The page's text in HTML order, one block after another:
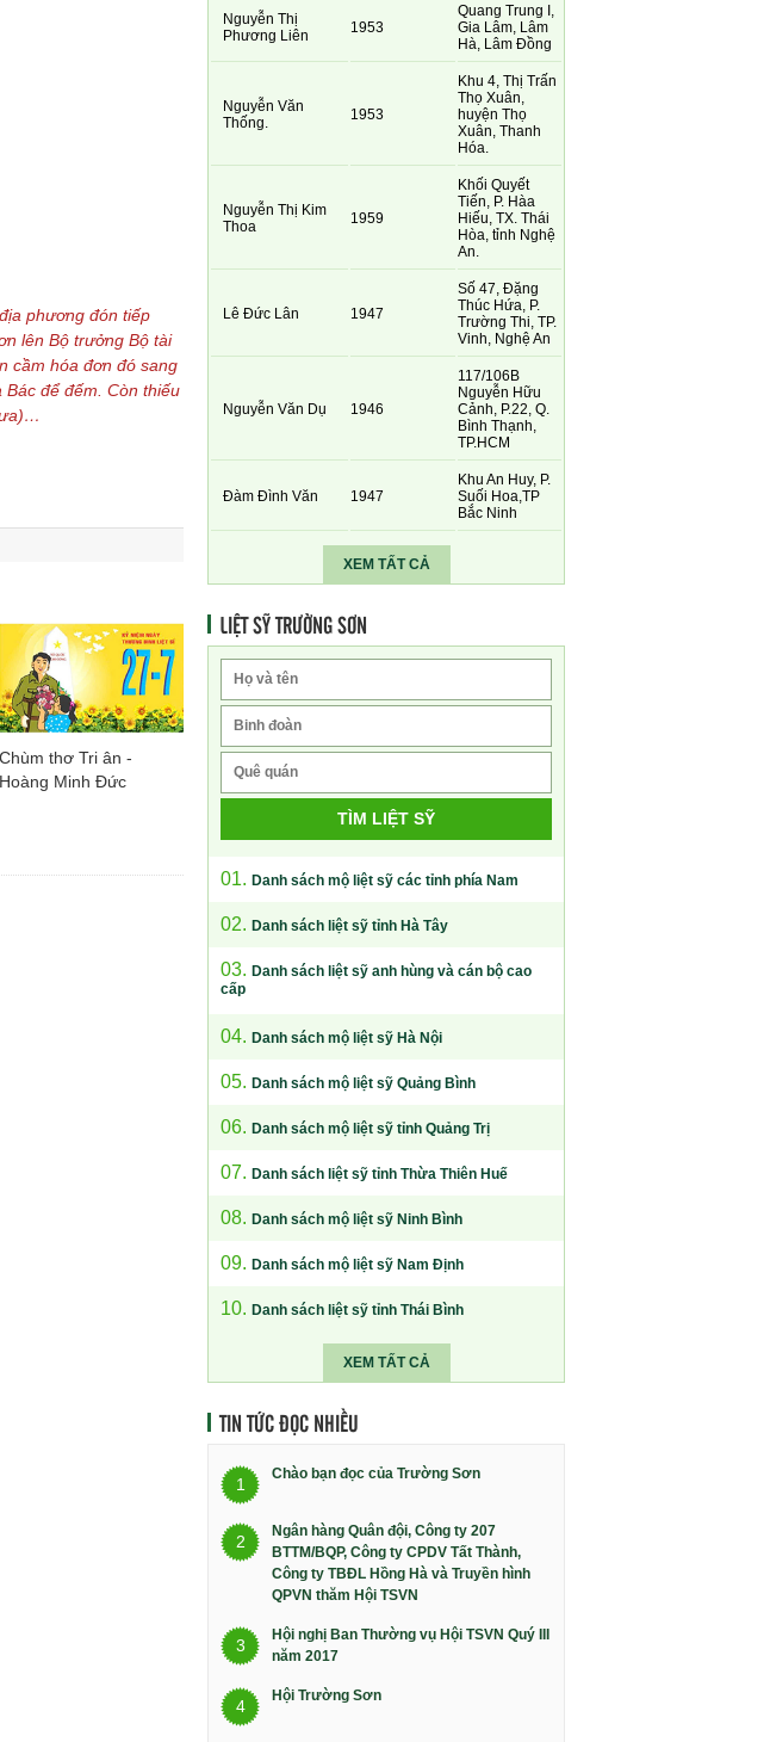
phương đón tiếp
lên Bộ trưởng Bộ tài
cầm hóa đơn đó sang
để đếm. Còn thiếu
Chùm thơ Tri ân -
Hoàng Minh Đức
Nguyễn Thị
Phương Liên
1953
Quang Trung I,
Gia Lâm, Lâm
Hà, Lâm Đồng
Nguyễn Văn
Thống.
1953
Khu 4, Thị Trấn
Thọ Xuân,
huyện Thọ
Xuân, Thanh
Hóa.
Nguyễn Thị Kim
Thoa
1959
Khối Quyết
Tiến, P. Hàa
Hiếu, TX. Thái
Hòa, tỉnh Nghệ
An.
Lê Đức Lân 1947
Số 47, Đặng
Thúc Hứa, P.
Trường Thi, TP.
Vinh, Nghệ An
Nguyễn Văn Dụ 1946
117/106B
Nguyễn Hữu
Cảnh, P.22, Q.
Bình Thạnh,
TP.HCM
Đàm Đình Văn 1947
Khu An Huy, P.
Suối Hoa,TP
Bắc Ninh
XEM TẤT CẢ
LIỆT SỸ TRƯỜNG SƠN
TÌM LIỆT SỸ
01. Danh sách mộ liệt sỹ các tỉnh phía Nam
02. Danh sách liệt sỹ tỉnh Hà Tây
03. Danh sách liệt sỹ anh hùng và cán bộ cao
cấp
04. Danh sách mộ liệt sỹ Hà Nội
05. Danh sách mộ liệt sỹ Quảng Bình
06. Danh sách mộ liệt sỹ tỉnh Quảng Trị
07. Danh sách liệt sỹ tỉnh Thừa Thiên Huế
08. Danh sách mộ liệt sỹ Ninh Bình
09. Danh sách mộ liệt sỹ Nam Định
10. Danh sách liệt sỹ tỉnh Thái Bình
XEM TẤT CẢ
TIN TỨC ĐỌC NHIỀU
1
Chào bạn đọc của Trường Sơn
2
Ngân hàng Quân đội, Công ty 207
BTTM/BQP, Công ty CPDV Tất Thành,
Công ty TBĐL Hồng Hà và Truyền hình
QPVN thăm Hội TSVN
3
Hội nghị Ban Thường vụ Hội TSVN Quý III
năm 2017
4
Hội Trường Sơn